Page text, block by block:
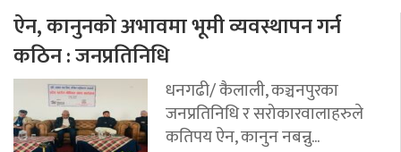
ऐन, कानुनको अभावमा भूमी व्यवस्थापन गर्न
कठिन : जनप्रतिनिधि
धनगढी/ कैलाली, कञ्चनपुरका
जनप्रतिनिधि र सरोकारवालाहरुले
कतिपय ऐन, कानुन नबन्नु...